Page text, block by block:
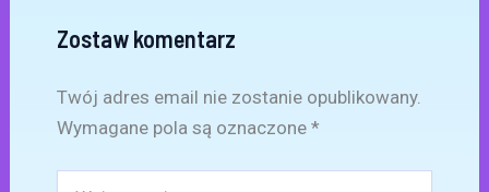
Zostaw komentarz
Twój adres email nie zostanie opublikowany.
Wymagane pola są oznaczone *